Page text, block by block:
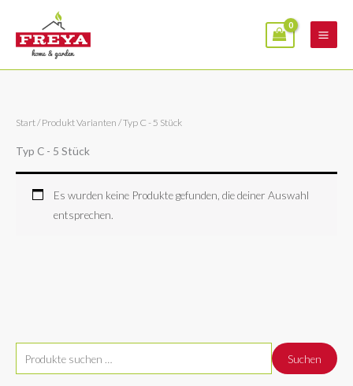
springen
u
Suchen
Start/ Produkt Varianten / Typ C - 5 Stück
Typ C - 5 Stück
Es wurden keine Produkte gefunden, die deiner Auswahl
entsprechen.